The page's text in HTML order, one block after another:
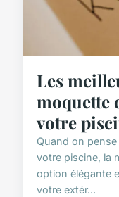
Les
moquette
votre
Quand on
votre piscine, la
option élégante
votre extér...